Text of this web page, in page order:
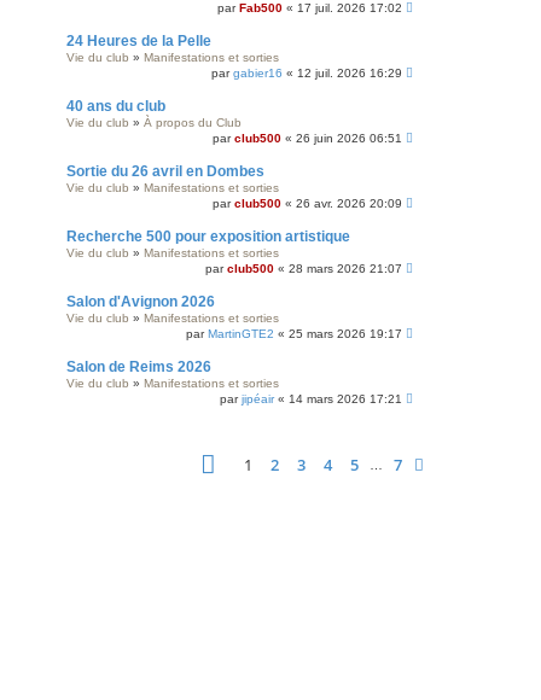
parFab500 « 17 juil. 2026 17:02
24 Heures de la Pelle
Vie du club » Manifestations et sorties
pargabier16 « 12 juil. 2026 16:29
40 ans du club
Vie du club » À propos du Club
parclub500 « 26 juin 2026 06:51
Sortie du 26 avril en Dombes
Vie du club » Manifestations et sorties
parclub500 « 26 avr. 2026 20:09
Recherche 500 pour exposition artistique
Vie du club » Manifestations et sorties
parclub500 « 28 mars 2026 21:07
Salon d'Avignon 2026
Vie du club » Manifestations et sorties
parMartinGTE2 « 25 mars 2026 19:17
Salon de Reims 2026
Vie du club » Manifestations et sorties
parjipéair« 14 mars 2026 17:21
Page sur7
1 2 3 4 5 7